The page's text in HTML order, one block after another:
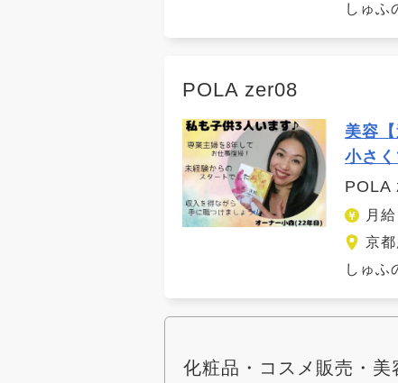
しゅふ
POLA zer08
美容
小さ
POLA
月
京
しゅふ
化粧品・コスメ販売・